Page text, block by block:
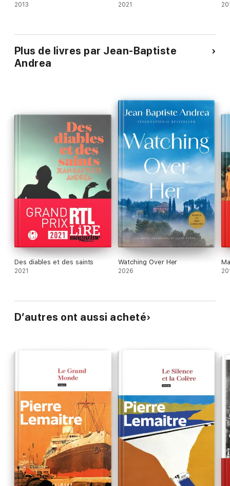
2013 2021
Plus de livres par Jean-Baptiste
Andrea
Des diables et des saints
2021
Watching Over Her
2026
D’autres ont aussi acheté